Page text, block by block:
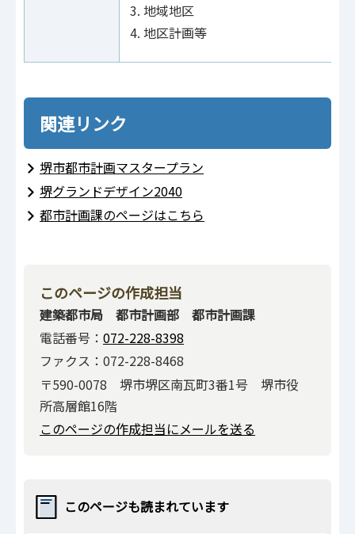
地域地区
地区計画等
関連リンク
堺市都市計画マスタープラン
堺グランドデザイン2040
都市計画課のページはこちら
このページの作成担当
建築都市局 都市計画部 都市計画課
電話番号： 072-228-8398
ファクス：072-228-8468
〒590-0078 堺市堺区南瓦町3番1号 堺市役
所高層館16階
このページの作成担当にメールを送る
このページも読まれています